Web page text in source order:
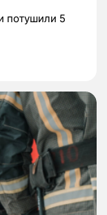
потушили 5